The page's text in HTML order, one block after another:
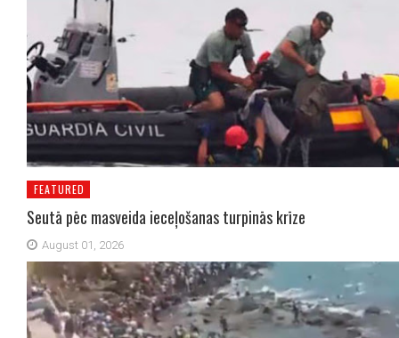
FEATURED
Seutā pēc masveida ieceļošanas turpinās krīze
August 01, 2026